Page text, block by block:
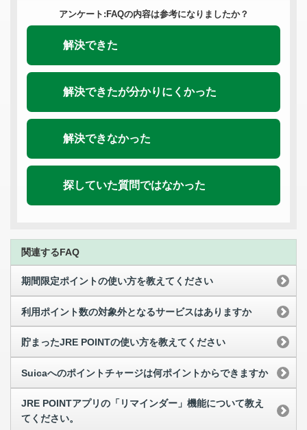
アンケート:FAQの内容は参考になりましたか？
解決できた
解決できたが分かりにくかった
解決できなかった
探していた質問ではなかった
関連するFAQ
期間限定ポイントの使い方を教えてください
利用ポイント数の対象外となるサービスはありますか
貯まったJRE POINTの使い方を教えてください
Suicaへのポイントチャージは何ポイントからできますか
JRE POINTアプリの「リマインダー」機能について教え
てください。